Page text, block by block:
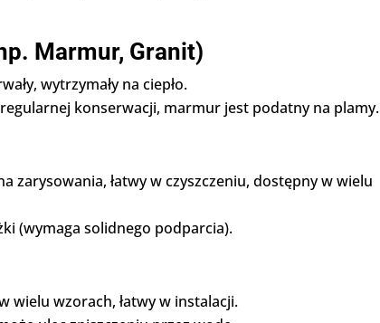
Marmur, Granit)
wytrzymały na ciepło.
konserwacji, marmur jest podatny na plamy.
zarysowania, łatwy w czyszczeniu, dostępny w wielu
(wymaga solidnego podparcia).
wielu wzorach, łatwy w instalacji.